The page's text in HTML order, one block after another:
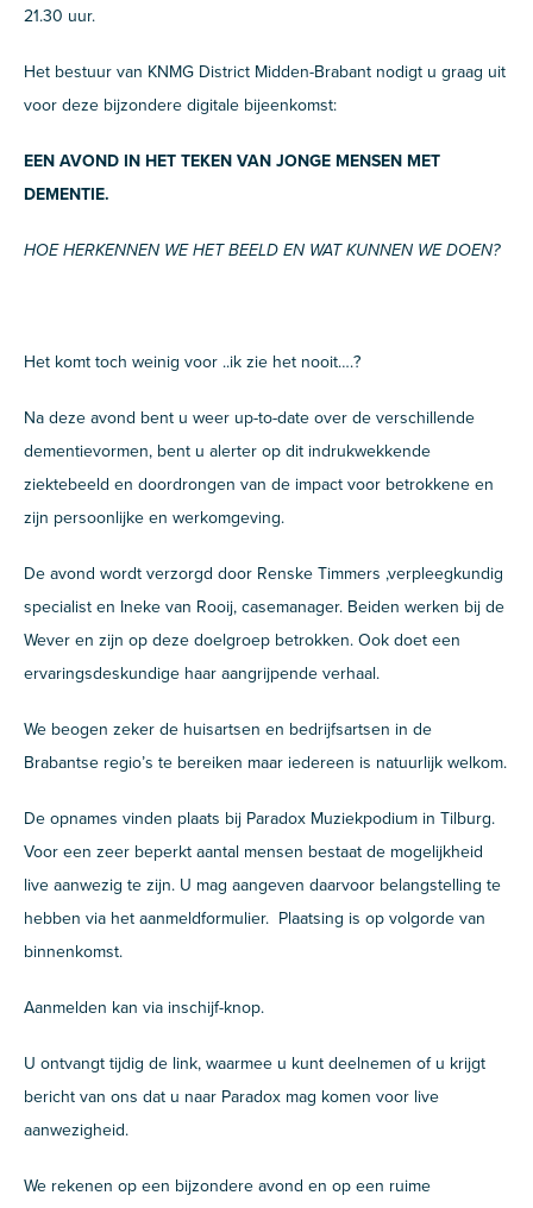
21.30 uur.
Het bestuur van KNMG District Midden-Brabant nodigt u graag uit
voor deze bijzondere digitale bijeenkomst:
EEN AVOND IN HET TEKEN VAN JONGE MENSEN MET
DEMENTIE.
HOE HERKENNEN WE HET BEELD EN WAT KUNNEN WE DOEN?
Het komt toch weinig voor ..ik zie het nooit….?
Na deze avond bent u weer up-to-date over de verschillende
dementievormen, bent u alerter op dit indrukwekkende
ziektebeeld en doordrongen van de impact voor betrokkene en
zijn persoonlijke en werkomgeving.
De avond wordt verzorgd door Renske Timmers ,verpleegkundig
specialist en Ineke van Rooij, casemanager. Beiden werken bij de
Wever en zijn op deze doelgroep betrokken. Ook doet een
ervaringsdeskundige haar aangrijpende verhaal.
We beogen zeker de huisartsen en bedrijfsartsen in de
Brabantse regio’s te bereiken maar iedereen is natuurlijk welkom.
De opnames vinden plaats bij Paradox Muziekpodium in Tilburg.
Voor een zeer beperkt aantal mensen bestaat de mogelijkheid
live aanwezig te zijn. U mag aangeven daarvoor belangstelling te
hebben via het aanmeldformulier. Plaatsing is op volgorde van
binnenkomst.
Aanmelden kan via inschijf-knop.
U ontvangt tijdig de link, waarmee u kunt deelnemen of u krijgt
bericht van ons dat u naar Paradox mag komen voor live
aanwezigheid.
We rekenen op een bijzondere avond en op een ruime